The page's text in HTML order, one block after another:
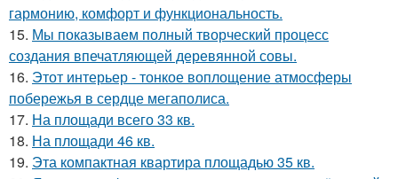
гармонию, комфорт и функциональность.
15. Мы показываем полный творческий процесс
создания впечатляющей деревянной совы.
16. Этот интерьер - тонкое воплощение атмосферы
побережья в сердце мегаполиса.
17. На площади всего 33 кв.
18. На площади 46 кв.
19. Эта компактная квартира площадью 35 кв.